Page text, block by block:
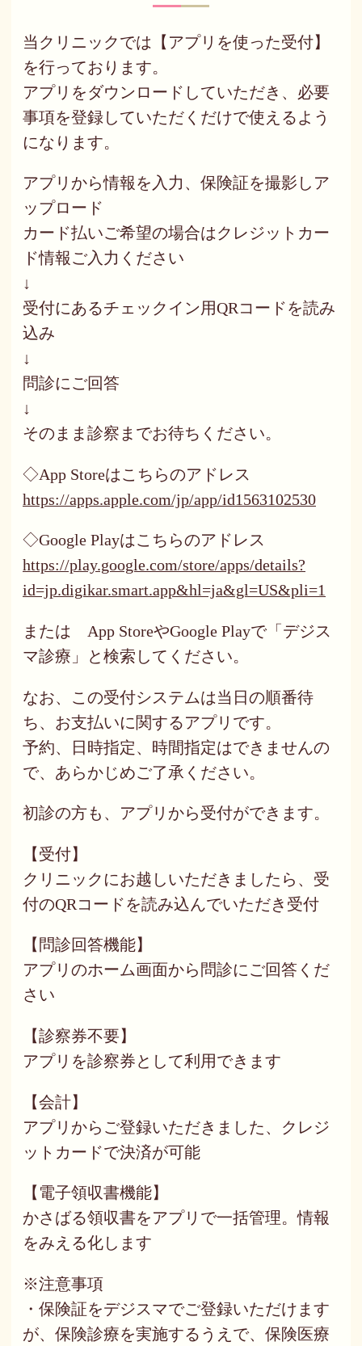
当クリニックでは【アプリを使った受付】
を行っております。
アプリをダウンロードしていただき、必要
事項を登録していただくだけで使えるよう
になります。
アプリから情報を入力、保険証を撮影しア
ップロード
カード払いご希望の場合はクレジットカー
ド情報ご入力ください
↓
受付にあるチェックイン用QRコードを読み
込み
↓
問診にご回答
↓
そのまま診察までお待ちください。
◇App Storeはこちらのアドレス
https://apps.apple.com/jp/app/id1563102530
◇Google Playはこちらのアドレス
https://play.google.com/store/apps/details?
id=jp.digikar.smart.app&hl=ja&gl=US&pli=1
または App StoreやGoogle Playで「デジス
マ診療」と検索してください。
なお、この受付システムは当日の順番待
ち、お支払いに関するアプリです。
予約、日時指定、時間指定はできませんの
で、あらかじめご了承ください。
初診の方も、アプリから受付ができます。
【受付】
クリニックにお越しいただきましたら、受
付のQRコードを読み込んでいただき受付
【問診回答機能】
アプリのホーム画面から問診にご回答くだ
さい
【診察券不要】
アプリを診察券として利用できます
【会計】
アプリからご登録いただきました、クレジ
ットカードで決済が可能
【電子領収書機能】
かさばる領収書をアプリで一括管理。情報
をみえる化します
※注意事項
・保険証をデジスマでご登録いただけます
が、保険診療を実施するうえで、保険医療